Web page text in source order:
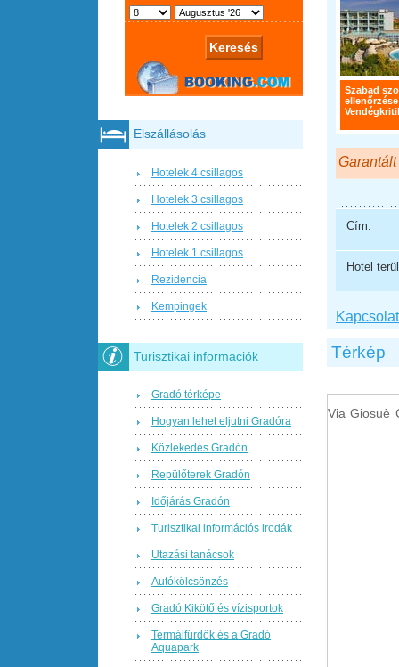
Szabad
Cím:
Hotel
Térkép
Via Giosuè
Elszállásolás
Hotelek 4 csillagos
Hotelek 3 csillagos
Hotelek 2 csillagos
Hotelek 1 csillagos
Rezidencia
Kempingek
Turisztikai informaciók
Gradó térképe
Hogyan lehet eljutni Gradóra
Közlekedés Gradón
Repülőterek Gradón
Időjárás Gradón
Turisztikai információs irodák
Utazási tanácsok
Autókölcsönzés
Gradó Kikötő és vízisportok
Termálfürdők és a Gradó
Aquapark